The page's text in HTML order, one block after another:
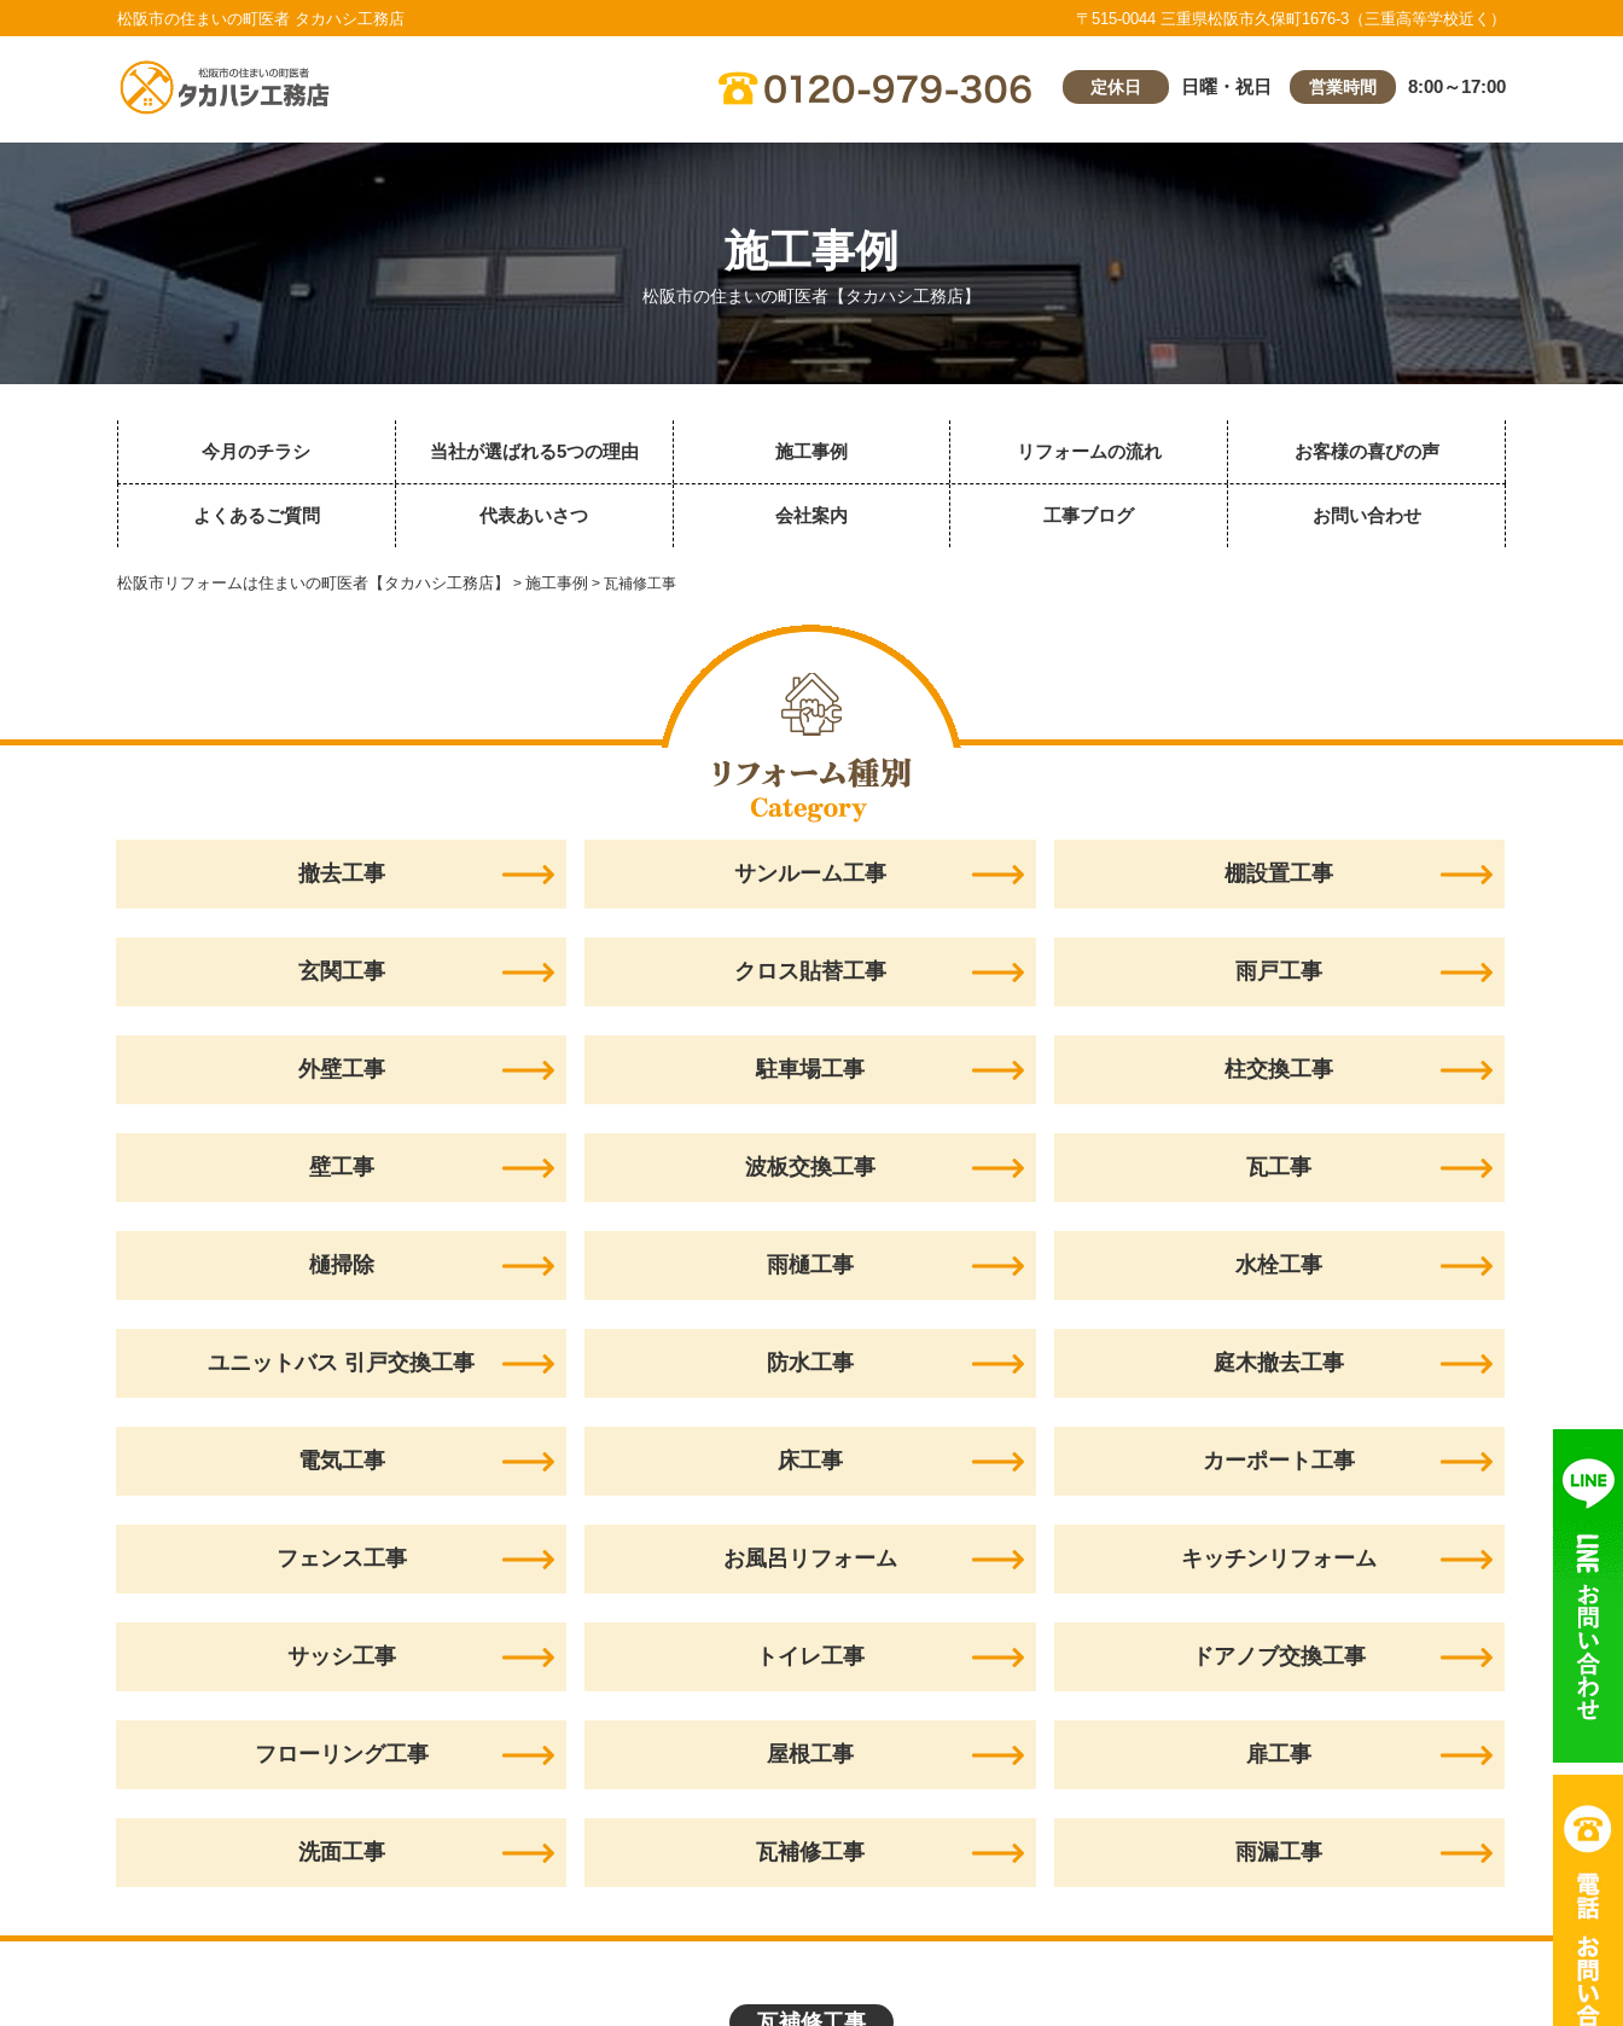
松阪市の住まいの町医者 タカハシ工務店 〒515-0044 三重県松阪市久保町1676-3（三重高等学校近く）
営業時間 8:00～17:00
定休日 日曜・祝日
施工事例
松阪市の住まいの町医者【タカハシ工務店】
今月のチラシ 当社が選ばれる5つの理由 施工事例 リフォームの流れ お客様の喜びの声
よくあるご質問 代表あいさつ 会社案内 工事ブログ お問い合わせ
松阪市リフォームは住まいの町医者【タカハシ工務店】 > 施工事例 > 瓦補修工事
撤去工事 サンルーム工事 棚設置工事
玄関工事 クロス貼替工事 雨戸工事
外壁工事 駐車場工事 柱交換工事
壁工事 波板交換工事 瓦工事
樋掃除 雨樋工事 水栓工事
ユニットバス 引戸交換工事 防水工事 庭木撤去工事
電気工事 床工事 カーポート工事
フェンス工事 お風呂リフォーム キッチンリフォーム
サッシ工事 トイレ工事 ドアノブ交換工事
フローリング工事 屋根工事 扉工事
洗面工事 瓦補修工事 雨漏工事